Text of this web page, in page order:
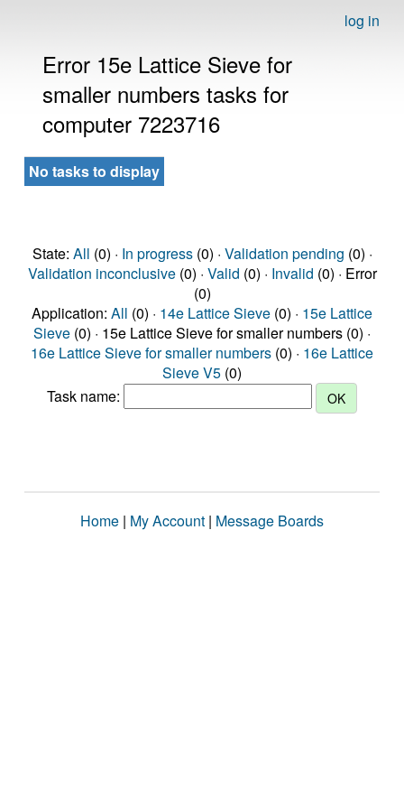
log in
Error 15e Lattice Sieve for
smaller numbers tasks for
computer 7223716
No tasks to display
State: All (0) · In progress(0) · Validation pending (0) ·
Validation inconclusive(0) · Valid (0) · Invalid (0) · Error
(0)
Application: All (0) · 14e Lattice Sieve (0) · 15e Lattice
Sieve (0) · 15e Lattice Sieve for smaller numbers (0) ·
16e Lattice Sieve for smaller numbers (0) · 16e Lattice
Sieve V5 (0)
Task name:
Home | My Account | Message Boards